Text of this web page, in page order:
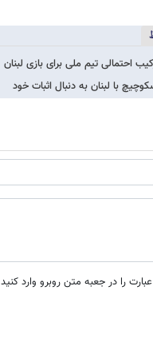
احتمالی تیم ملی برای بازی لبنان
با لبنان به دنبال اثبات خود
را در جعبه متن روبرو وارد کنید